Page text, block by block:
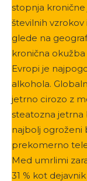
stopnja
številnih
glede na
kronična okužba
Evropi je
alkohola.
jetrno cirozo z
steatozna jetrna
najbolj ogroženi
prekomerno
Med umrlimi
31 % kot